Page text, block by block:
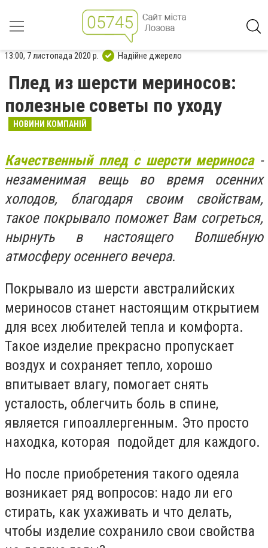
13:00, 7 листопада 2020 р. Надійне джерело
Плед из шерсти мериносов:
полезные советы по уходу
НОВИНИ КОМПАНІЙ
Качественный плед с шерсти мериноса-
незаменимая вещь во время осенних
холодов, благодаря своим свойствам,
такое покрывало поможет Вам согреться,
нырнуть в настоящего Волшебную
атмосферу осеннего вечера.
Покрывало из шерсти австралийских
мериносов станет настоящим открытием
для всех любителей тепла и комфорта.
Такое изделие прекрасно пропускает
воздух и сохраняет тепло, хорошо
впитывает влагу, помогает снять
усталость, облегчить боль в спине,
является гипоаллергенным. Это просто
находка, которая подойдет для каждого.
Но после приобретения такого одеяла
возникает ряд вопросов: надо ли его
стирать, как ухаживать и что делать,
чтобы изделие сохранило свои свойства